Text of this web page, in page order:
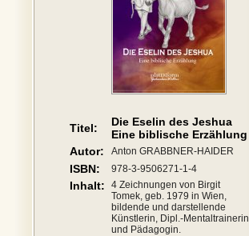
Titel:
Die Eselin des Jeshua
Eine biblische Erzählung
Autor:
Anton GRABBNER-HAIDER
ISBN: 978-3-9506271-1-4
Inhalt:
4 Zeichnungen von Birgit
Tomek, geb. 1979 in Wien,
bildende und darstellende
Künstlerin, Dipl.-Mentaltrainerin
und Pädagogin.